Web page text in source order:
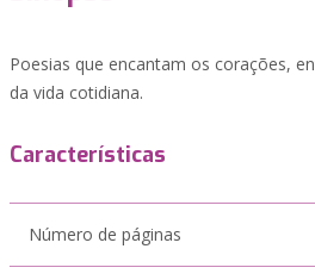
Poesias que encantam os corações,
da vida cotidiana.
Características
Número de páginas